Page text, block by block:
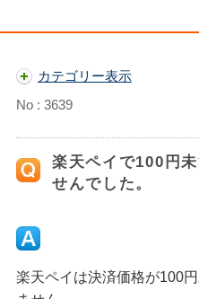
カテゴリー表示
No : 3639
楽天ペイで100円
せんでした。
楽天ペイは決済価格が100